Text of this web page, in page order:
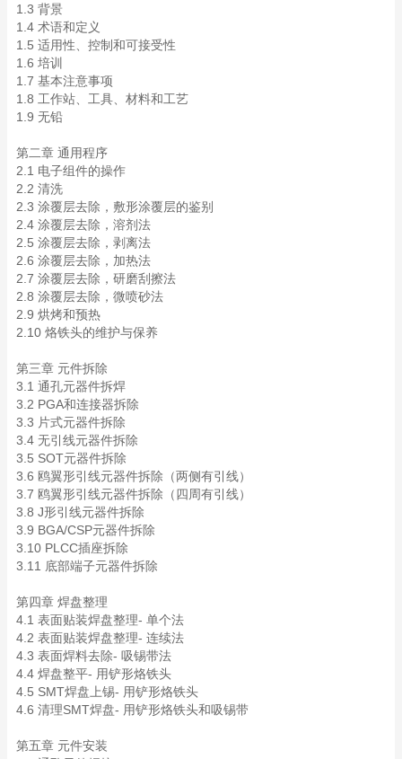
1.3 背景
1.4 术语和定义
1.5 适用性、控制和可接受性
1.6 培训
1.7 基本注意事项
1.8 工作站、工具、材料和工艺
1.9 无铅
第二章 通用程序
2.1 电子组件的操作
2.2 清洗
2.3 涂覆层去除，敷形涂覆层的鉴别
2.4 涂覆层去除，溶剂法
2.5 涂覆层去除，剥离法
2.6 涂覆层去除，加热法
2.7 涂覆层去除，研磨刮擦法
2.8 涂覆层去除，微喷砂法
2.9 烘烤和预热
2.10 烙铁头的维护与保养
第三章 元件拆除
3.1 通孔元器件拆焊
3.2 PGA和连接器拆除
3.3 片式元器件拆除
3.4 无引线元器件拆除
3.5 SOT元器件拆除
3.6 鸥翼形引线元器件拆除（两侧有引线）
3.7 鸥翼形引线元器件拆除（四周有引线）
3.8 J形引线元器件拆除
3.9 BGA/CSP元器件拆除
3.10 PLCC插座拆除
3.11 底部端子元器件拆除
第四章 焊盘整理
4.1 表面贴装焊盘整理- 单个法
4.2 表面贴装焊盘整理- 连续法
4.3 表面焊料去除- 吸锡带法
4.4 焊盘整平- 用铲形烙铁头
4.5 SMT焊盘上锡- 用铲形烙铁头
4.6 清理SMT焊盘- 用铲形烙铁头和吸锡带
第五章 元件安装